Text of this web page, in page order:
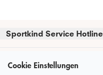
Sportkind Service Hotline
entgegennehmen können.
Kundenservice
Cookie Einstellungen